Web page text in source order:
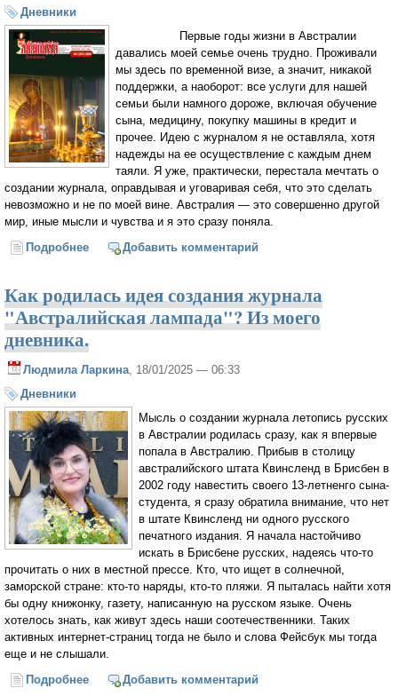
Дневники
Первые годы жизни в Австралии
давались моей семье очень трудно. Проживали
мы здесь по временной визе, а значит, никакой
поддержки, а наоборот: все услуги для нашей
семьи были намного дороже, включая обучение
сына, медицину, покупку машины в кредит и
прочее. Идею с журналом я не оставляла, хотя
надежды на ее осуществление с каждым днем
таяли. Я уже, практически, перестала мечтать о
создании журнала, оправдывая и уговаривая себя, что это сделать
невозможно и не по моей вине. Австралия — это совершенно другой
мир, иные мысли и чувства и я это сразу поняла.
Подробнее о Как мы приживались в Австралии?
Добавить комментарий
Как родилась идея создания журнала
"Австралийская лампада"? Из моего
дневника.
Людмила Ларкина, 18/01/2025 — 06:33
Дневники
Мысль о создании журнала летопись русских
в Австралии родилась сразу, как я впервые
попала в Австралию. Прибыв в столицу
австралийского штата Квинсленд в Брисбен в
2002 году навестить своего 13-летненго сына-
студента, я сразу обратила внимание, что нет
в штате Квинсленд ни одного русского
печатного издания. Я начала настойчиво
искать в Брисбене русских, надеясь что-то
прочитать о них в местной прессе. Кто, что ищет в солнечной,
заморской стране: кто-то наряды, кто-то пляжи. Я пыталась найти хотя
бы одну книжонку, газету, написанную на русском языке. Очень
хотелось знать, как живут здесь наши соотечественники. Таких
активных интернет-страниц тогда не было и слова Фейсбук мы тогда
еще и не слышали.
Подробнее о Как родилась идея создания журнала
Добавить комментарий